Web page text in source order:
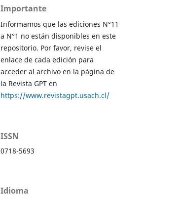
Importante
Informamos que las ediciones N°11
a N°1 no están disponibles en este
repositorio. Por favor, revise el
enlace de cada edición para
acceder al archivo en la página de
la Revista GPT en
https://www.revistagpt.usach.cl/
ISSN
0718-5693
Idioma